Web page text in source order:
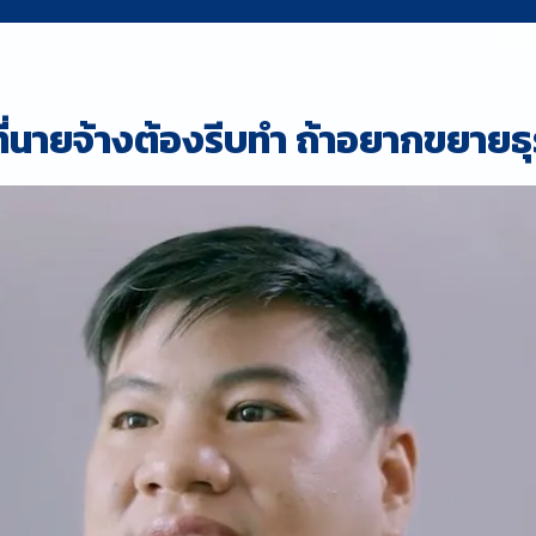
ายจ้างต้องรีบทำ ถ้าอยากขยาย